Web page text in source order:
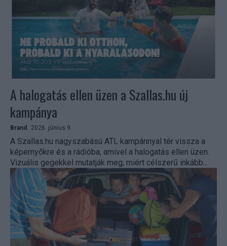
A halogatás ellen üzen a Szallas.hu új
kampánya
Brand 2026. június 9.
A Szallas.hu nagyszabású ATL kampánnyal tér vissza a
képernyőkre és a rádióba, amivel a halogatás ellen üzen.
Vizuális gegekkel mutatják meg, miért célszerű inkább...